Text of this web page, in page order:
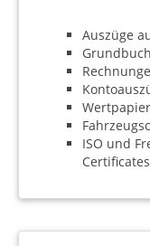
Auszüge
ISO und